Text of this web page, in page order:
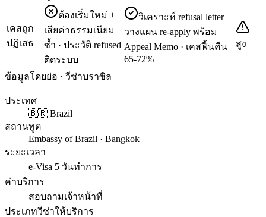
เคสถูก
ปฏิเสธ
ต้องเริ่มใหม่ +
เสียค่าธรรมเนียม
ซ้ำ · ประวัติ refused
ติดระบบ
วิเคราะห์ refusal letter +
วางแผน re-apply พร้อม
Appeal Memo · เคสฟื้นคืน
65-72%
สูง
ข้อมูลโดยย่อ · วีซ่าบราซิล
ประเทศ
🇧🇷 Brazil
สถานทูต
Embassy of Brazil · Bangkok
ระยะเวลา
e-Visa 5 วันทำการ
ค่าบริการ
สอบถามเจ้าหน้าที่
ประเภทวีซ่าให้บริการ